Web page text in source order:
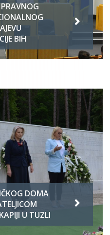
BIH
DOMA
U TUZLI